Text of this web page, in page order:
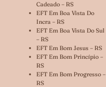
Cadeado – RS
EFT Em Boa Vista Do
Incra – RS
EFT Em Boa Vista Do Sul
– RS
EFT Em Bom Jesus – RS
EFT Em Bom Princípio –
RS
EFT Em Bom Progresso –
RS